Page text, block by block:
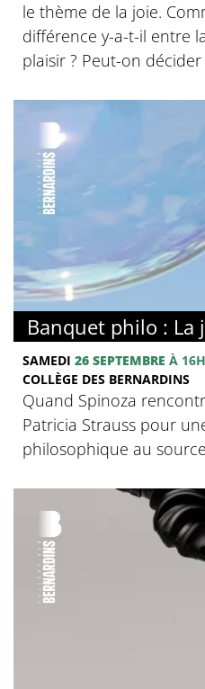
le thème de la joie.
différence y-a-t-il entre
plaisir ? Peut-on décider
Banquet philo : La
SAMEDI 26 SEPTEMBRE À
COLLÈGE DES BERNARDINS
Quand Spinoza
Patricia Strauss pour
philosophique au